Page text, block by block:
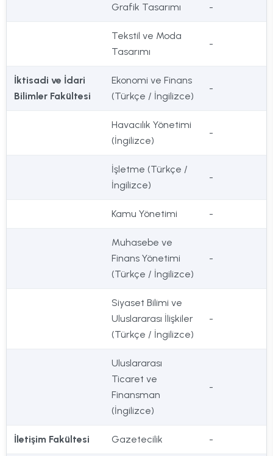
Grafik Tasarımı -
Tekstil ve Moda
Tasarımı
-
İktisadi ve İdari
Bilimler Fakültesi
Ekonomi ve Finans
(Türkçe / İngilizce)
-
Havacılık Yönetimi
(İngilizce)
-
İşletme (Türkçe /
İngilizce)
-
Kamu Yönetimi -
Muhasebe ve
Finans Yönetimi
(Türkçe / İngilizce)
-
Siyaset Bilimi ve
Uluslararası İlişkiler
(Türkçe / İngilizce)
-
Uluslararası
Ticaret ve
Finansman
(İngilizce)
-
İletişim Fakültesi Gazetecilik -